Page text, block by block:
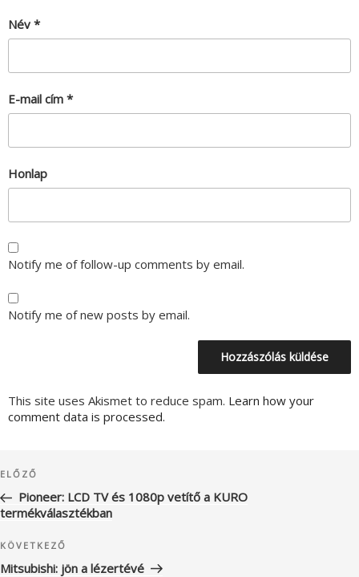
Név *
E-mail cím *
Honlap
Notify me of follow-up comments by email.
Notify me of new posts by email.
This site uses Akismet to reduce spam. Learn how your
comment data is processed.
navigáció
Korábbi
bejegyzés
ELŐZŐ
Pioneer: LCD TV és 1080p vetítő a KURO
termékválasztékban
Következő
bejegyzés
KÖVETKEZŐ
Mitsubishi: jön a lézertévé